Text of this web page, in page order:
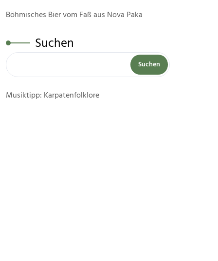
Böhmisches Bier vom Faß aus Nova Paka
Suchen
Suchen
Musiktipp: Karpatenfolklore